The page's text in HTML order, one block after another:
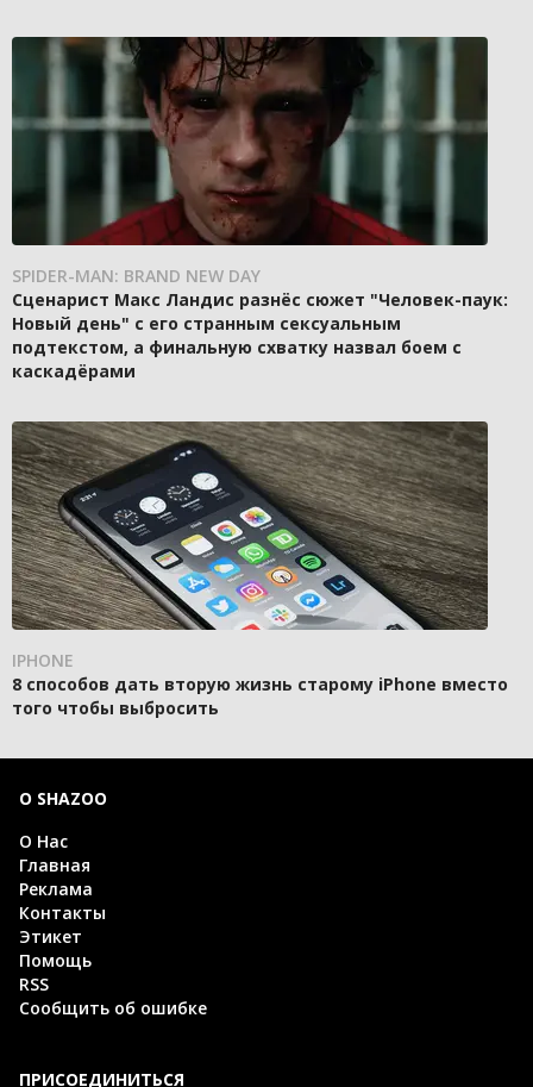
SPIDER-MAN: BRAND NEW DAY
Сценарист Макс Ландис разнёс сюжет "Человек-паук:
Новый день" с его странным сексуальным
подтекстом, а финальную схватку назвал боем с
каскадёрами
IPHONE
8 способов дать вторую жизнь старому iPhone вместо
того чтобы выбросить
О SHAZOO
О Нас
Главная
Реклама
Контакты
Этикет
Помощь
RSS
Сообщить об ошибке
ПРИСОЕДИНИТЬСЯ